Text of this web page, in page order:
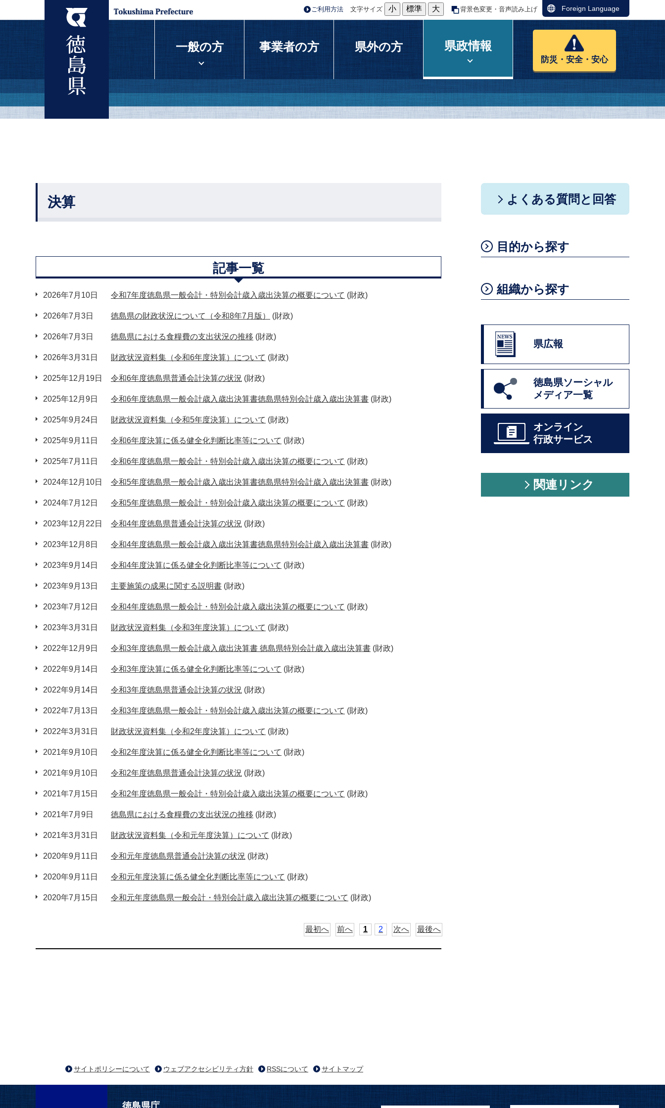
ご利用方法 文字サイズ 小 標準 大 背景色変更・音声読み上げ Foreign Language
一般の方 事業者の方 県外の方 県政情報
防災・安全・安心
決算
記事一覧
2026年7月10日 令和7年度徳島県一般会計・特別会計歳入歳出決算の概要について (財政)
2026年7月3日 徳島県の財政状況について（令和8年7月版） (財政)
2026年7月3日 徳島県における食糧費の支出状況の推移 (財政)
2026年3月31日 財政状況資料集（令和6年度決算）について (財政)
2025年12月19日 令和6年度徳島県普通会計決算の状況 (財政)
2025年12月9日 令和6年度徳島県一般会計歳入歳出決算書徳島県特別会計歳入歳出決算書 (財政)
2025年9月24日 財政状況資料集（令和5年度決算）について (財政)
2025年9月11日 令和6年度決算に係る健全化判断比率等について (財政)
2025年7月11日 令和6年度徳島県一般会計・特別会計歳入歳出決算の概要について (財政)
2024年12月10日 令和5年度徳島県一般会計歳入歳出決算書徳島県特別会計歳入歳出決算書 (財政)
2024年7月12日 令和5年度徳島県一般会計・特別会計歳入歳出決算の概要について (財政)
2023年12月22日 令和4年度徳島県普通会計決算の状況 (財政)
2023年12月8日 令和4年度徳島県一般会計歳入歳出決算書徳島県特別会計歳入歳出決算書 (財政)
2023年9月14日 令和4年度決算に係る健全化判断比率等について (財政)
2023年9月13日 主要施策の成果に関する説明書 (財政)
2023年7月12日 令和4年度徳島県一般会計・特別会計歳入歳出決算の概要について (財政)
2023年3月31日 財政状況資料集（令和3年度決算）について (財政)
2022年12月9日 令和3年度徳島県一般会計歳入歳出決算書 徳島県特別会計歳入歳出決算書 (財政)
2022年9月14日 令和3年度決算に係る健全化判断比率等について (財政)
2022年9月14日 令和3年度徳島県普通会計決算の状況 (財政)
2022年7月13日 令和3年度徳島県一般会計・特別会計歳入歳出決算の概要について (財政)
2022年3月31日 財政状況資料集（令和2年度決算）について (財政)
2021年9月10日 令和2年度決算に係る健全化判断比率等について (財政)
2021年9月10日 令和2年度徳島県普通会計決算の状況 (財政)
2021年7月15日 令和2年度徳島県一般会計・特別会計歳入歳出決算の概要について (財政)
2021年7月9日 徳島県における食糧費の支出状況の推移 (財政)
2021年3月31日 財政状況資料集（令和元年度決算）について (財政)
2020年9月11日 令和元年度徳島県普通会計決算の状況 (財政)
2020年9月11日 令和元年度決算に係る健全化判断比率等について (財政)
2020年7月15日 令和元年度徳島県一般会計・特別会計歳入歳出決算の概要について (財政)
最初へ 前へ 1 2 次へ 最後へ
よくある質問と回答
目的から探す
組織から探す
県広報
徳島県ソーシャル
メディア一覧
オンライン
行政サービス
関連リンク
サイトポリシーについて ウェブアクセシビリティ方針 RSSについて サイトマップ